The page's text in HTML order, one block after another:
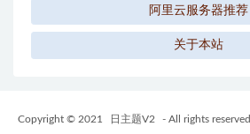
阿里云服务器推荐
关于本站
Copyright © 2021 日主题V2 - All rights reserved